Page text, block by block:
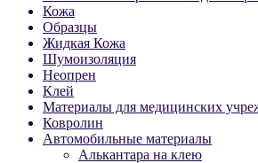
Кожа
Образцы
Жидкая Кожа
Шумоизоляция
Неопрен
Клей
Материалы для медицинских
Ковролин
Автомобильные материалы
Алькантара на клею